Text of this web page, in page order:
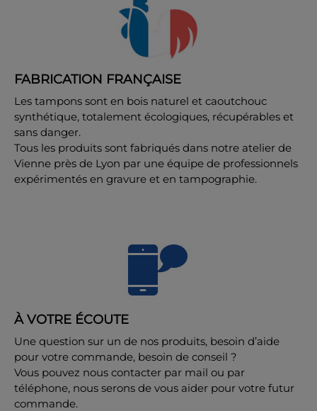
FABRICATION FRANÇAISE
Les tampons sont en bois naturel et caoutchouc
synthétique, totalement écologiques, récupérables et
sans danger.
Tous les produits sont fabriqués dans notre atelier de
Vienne près de Lyon par une équipe de professionnels
expérimentés en gravure et en tampographie.
À VOTRE ÉCOUTE
Une question sur un de nos produits, besoin d’aide
pour votre commande, besoin de conseil ?
Vous pouvez nous contacter par mail ou par
téléphone, nous serons de vous aider pour votre futur
commande.